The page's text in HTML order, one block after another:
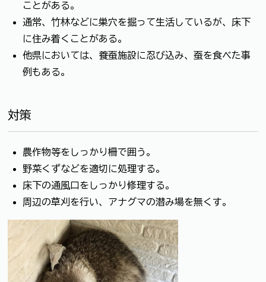
ことがある。
通常、竹林などに巣穴を掘って生活しているが、床下
に住み着くことがある。
他県においては、養蚕施設に忍び込み、蚕を食べた事
例もある。
対策
農作物等をしっかり柵で囲う。
野菜くずなどを適切に処理する。
床下の通風口をしっかり修理する。
周辺の草刈を行い、アナグマの潜み場を無くす。